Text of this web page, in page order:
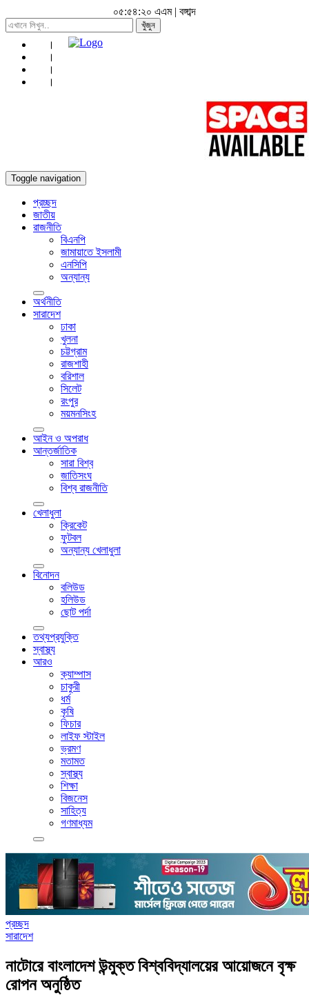
০৫:৫৪:২২ এএম| বঙ্গাব্দ
খুঁজুন
Toggle navigation
প্রচ্ছদ
জাতীয়
রাজনীতি
বিএনপি
জামায়াতে ইসলামী
এনসিপি
অন্যান্য
অর্থনীতি
সারাদেশ
ঢাকা
খুলনা
চট্টগ্রাম
রাজশাহী
বরিশাল
সিলেট
রংপুর
ময়মনসিংহ
আইন ও অপরাধ
আন্তর্জাতিক
সারা বিশ্ব
জাতিসংঘ
বিশ্ব রাজনীতি
খেলাধুলা
ক্রিকেট
ফুটবল
অন্যান্য খেলাধুলা
বিনোদন
বলিউড
হলিউড
ছোট পর্দা
তথ্যপ্রযুক্তি
স্বাস্থ্য
আরও
ক্যাম্পাস
চাকুরী
ধর্ম
কৃষি
ফিচার
লাইফ স্টাইল
ভ্রমণ
মতামত
স্বাস্থ্য
শিক্ষা
বিজনেস
সাহিত্য
গণমাধ্যম
প্রচ্ছদ
সারাদেশ
নাটোরে বাংলাদেশ উন্মুক্ত বিশ্ববিদ্যালয়ের আয়োজনে বৃক্ষ
রোপন অনুষ্ঠিত